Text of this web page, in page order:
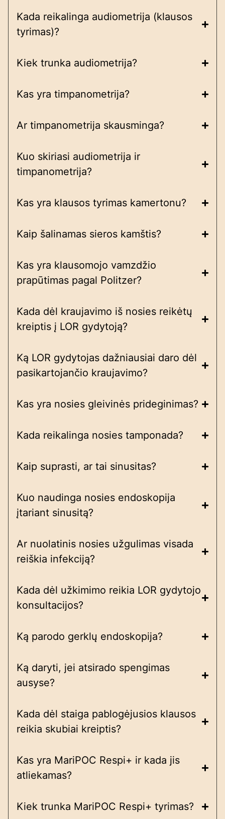
Kada reikalinga audiometrija (klausos
tyrimas)?
Kiek trunka audiometrija?
Kas yra timpanometrija?
Ar timpanometrija skausminga?
Kuo skiriasi audiometrija ir
timpanometrija?
Kas yra klausos tyrimas kamertonu?
Kaip šalinamas sieros kamštis?
Kas yra klausomojo vamzdžio
prapūtimas pagal Politzer?
Kada dėl kraujavimo iš nosies reikėtų
kreiptis į LOR gydytoją?
Ką LOR gydytojas dažniausiai daro dėl
pasikartojančio kraujavimo?
Kas yra nosies gleivinės prideginimas?
Kada reikalinga nosies tamponada?
Kaip suprasti, ar tai sinusitas?
Kuo naudinga nosies endoskopija
įtariant sinusitą?
Ar nuolatinis nosies užgulimas visada
reiškia infekciją?
Kada dėl užkimimo reikia LOR gydytojo
konsultacijos?
Ką parodo gerklų endoskopija?
Ką daryti, jei atsirado spengimas
ausyse?
Kada dėl staiga pablogėjusios klausos
reikia skubiai kreiptis?
Kas yra MariPOC Respi+ ir kada jis
atliekamas?
Kiek trunka MariPOC Respi+ tyrimas?